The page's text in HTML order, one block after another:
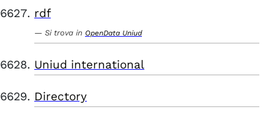
rdf
Si trova in OpenData Uniud
Uniud international
Directory